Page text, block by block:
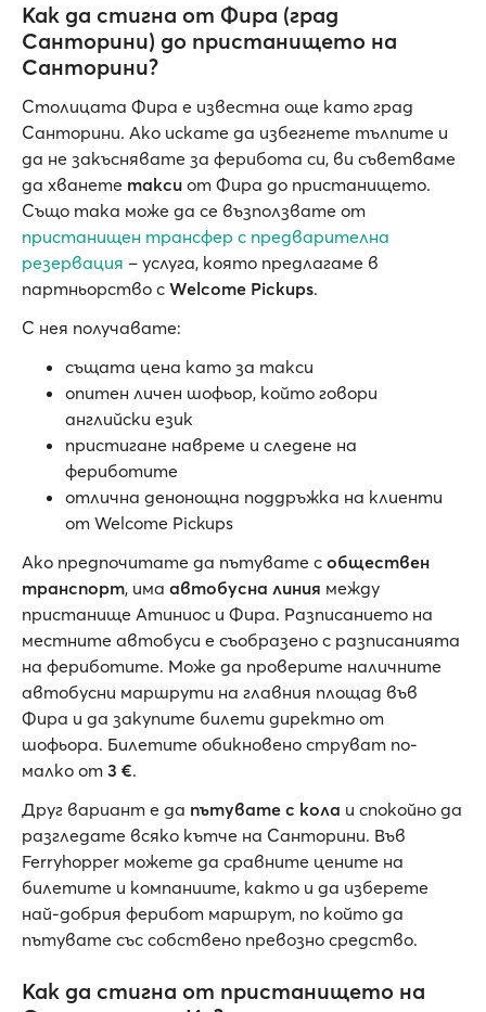
Как да стигна от Фира (град
Санторини) до пристанището на
Санторини?
Столицата Фира е известна още като град
Санторини. Ако искате да избегнете тълпите и
да не закъснявате за ферибота си, ви съветваме
да хванете такси от Фира до пристанището.
Също така може да се възползвате от
пристанищен трансфер с предварителна
резервация – услуга, която предлагаме в
партньорство с Welcome Pickups.
С нея получавате:
същата цена като за такси
опитен личен шофьор, който говори
английски език
пристигане навреме и следене на
фериботите
отлична денонощна поддръжка на клиенти
от Welcome Pickups
Ако предпочитате да пътувате с обществен
транспорт, има автобусна линия между
пристанище Атиниос и Фира. Разписанието на
местните автобуси е съобразено с разписанията
на фериботите. Може да проверите наличните
автобусни маршрути на главния площад във
Фира и да закупите билети директно от
шофьора. Билетите обикновено струват по-
малко от 3 €.
Друг вариант е да пътувате с кола и спокойно да
разгледате всяко кътче на Санторини. Във
Ferryhopper можете да сравните цените на
билетите и компаниите, както и да изберете
най-добрия ферибот маршрут, по който да
пътувате със собствено превозно средство.
Как да стигна от пристанището на